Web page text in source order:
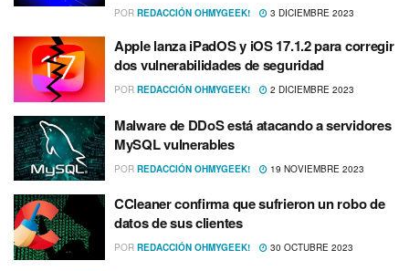
POR REDACCIÓN OHMYGEEK! 3 DICIEMBRE 2023
Apple lanza iPadOS y iOS 17.1.2 para corregir
dos vulnerabilidades de seguridad
POR REDACCIÓN OHMYGEEK! 2 DICIEMBRE 2023
Malware de DDoS está atacando a servidores
MySQL vulnerables
POR REDACCIÓN OHMYGEEK! 19 NOVIEMBRE 2023
CCleaner confirma que sufrieron un robo de
datos de sus clientes
POR REDACCIÓN OHMYGEEK! 30 OCTUBRE 2023